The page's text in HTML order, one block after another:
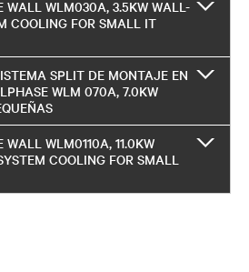
WALL WLM030A, 3.5KW WALL-
COOLING FOR SMALL IT
SPLIT DE MONTAJE EN
WLM 070A, 7.0KW
WLM0110A, 11.0KW
COOLING FOR SMALL